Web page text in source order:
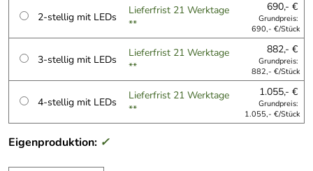
2-stellig mit LEDs
Lieferfrist 21 Werktage
**
690,- €
Grundpreis:
690,- €/Stück
3-stellig mit LEDs
Lieferfrist 21 Werktage
**
882,- €
Grundpreis:
882,- €/Stück
4-stellig mit LEDs
Lieferfrist 21 Werktage
**
1.055,- €
Grundpreis:
1.055,- €/Stück
Eigenproduktion: ✓